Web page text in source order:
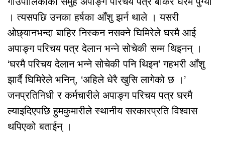
। त्यसपछि उनका हर्षका आँशु झर्न थाले । यसरी
ओछ्यानभन्दा बाहिर निस्कन नसक्ने घिमिरेले घरमै आई
अपाङ्ग परिचय पत्र देलान भन्ने सोचेकी सम्म थिइनन् ।
‘घरमै परिचय देलान भन्ने सोचेकी पनि थिइन’ गहभरी आँशु
झार्दै घिमिरेले भनिन्, ‘अहिले धेरै खुसि लागेको छ ।’
जनप्रतिनिधी र कर्मचारीले अपाङ्ग परिचय पत्र घरमै
ल्याइदिएपछि हुमकुमारीले स्थानीय सरकारप्रति विश्वास
थपिएको बताईन् ।